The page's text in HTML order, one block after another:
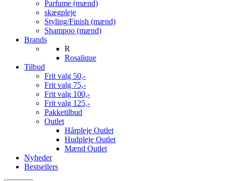
Parfume (mænd)
skægpleje
Styling/Finish (mænd)
Shampoo (mænd)
Brands
R
Rosalique
Tilbud
Frit valg 50,-
Frit valg 75,-
Frit valg 100,-
Frit valg 125,-
Pakketilbud
Outlet
Hårpleje Outlet
Hudpleje Outlet
Mænd Outlet
Nyheder
Bestsellers